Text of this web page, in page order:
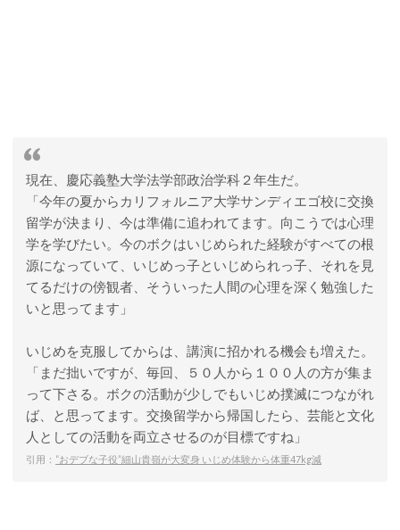
現在、慶応義塾大学法学部政治学科２年生だ。
「今年の夏からカリフォルニア大学サンディエゴ校に交換
留学が決まり、今は準備に追われてます。向こうでは心理
学を学びたい。今のボクはいじめられた経験がすべての根
源になっていて、いじめっ子といじめられっ子、それを見
てるだけの傍観者、そういった人間の心理を深く勉強した
いと思ってます」
いじめを克服してからは、講演に招かれる機会も増えた。
「まだ拙いですが、毎回、５０人から１００人の方が集ま
って下さる。ボクの活動が少しでもいじめ撲滅につながれ
ば、と思ってます。交換留学から帰国したら、芸能と文化
人としての活動を両立させるのが目標ですね」
引用： “おデブな子役”細山貴嶺が大変身 いじめ体験から体重47kg減